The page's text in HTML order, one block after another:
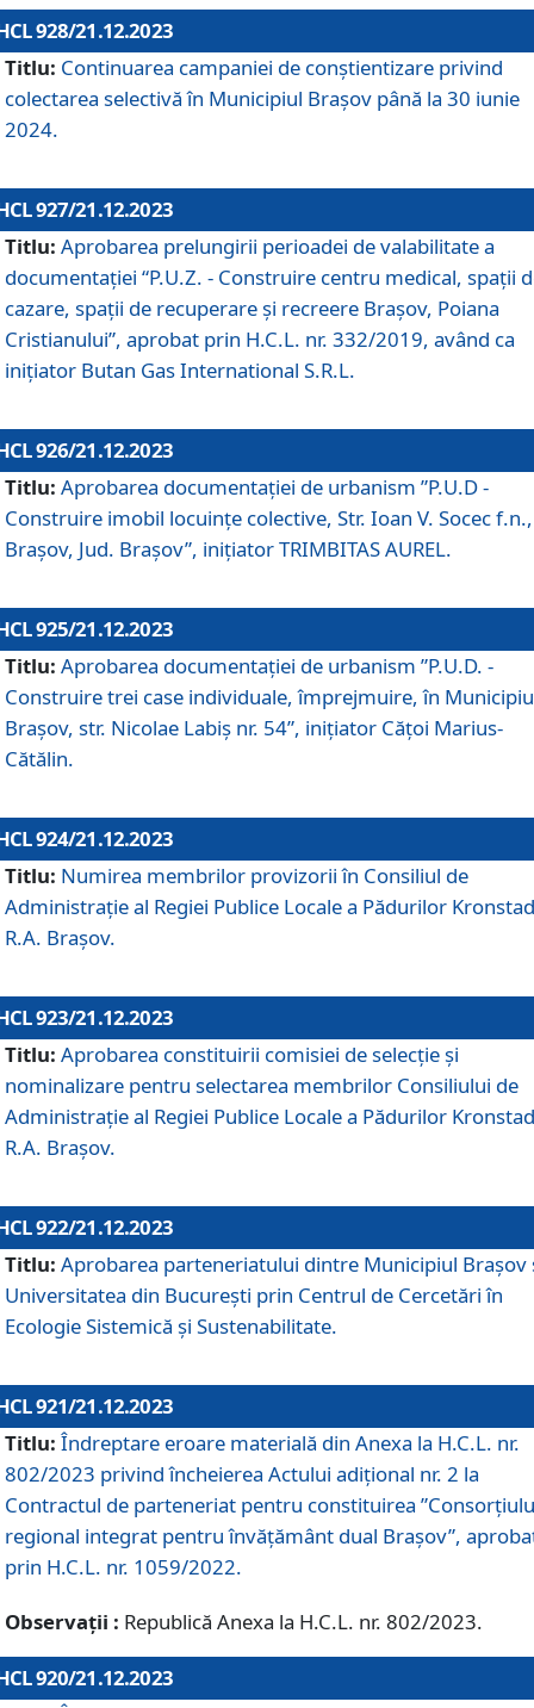
928/21.12.2023
Titlu: Continuarea campaniei de conștientizare privind
colectarea selectivă în Municipiul Braşov până la 30 iunie
2024.
927/21.12.2023
Titlu: Aprobarea prelungirii perioadei de valabilitate a
documentaţiei “P.U.Z. - Construire centru medical, spații
cazare, spații de recuperare și recreere Brașov, Poiana
Cristianului”, aprobat prin H.C.L. nr. 332/2019, având ca
inițiator Butan Gas International S.R.L.
926/21.12.2023
Titlu: Aprobarea documentaţiei de urbanism ”P.U.D -
Construire imobil locuințe colective, Str. Ioan V. Socec f.n.,
Brașov, Jud. Brașov”, inițiator TRIMBITAS AUREL.
925/21.12.2023
Titlu: Aprobarea documentaţiei de urbanism ”P.U.D. -
Construire trei case individuale, împrejmuire, în
Brașov, str. Nicolae Labiș nr. 54”, inițiator Cățoi Marius-
Cătălin.
924/21.12.2023
Titlu: Numirea membrilor provizorii în Consiliul de
Administraţie al Regiei Publice Locale a Pădurilor
R.A. Brașov.
923/21.12.2023
Titlu: Aprobarea constituirii comisiei de selecție și
nominalizare pentru selectarea membrilor Consiliului de
Administrație al Regiei Publice Locale a Pădurilor
R.A. Brașov.
922/21.12.2023
Titlu: Aprobarea parteneriatului dintre Municipiul Brașov
Universitatea din București prin Centrul de Cercetări în
Ecologie Sistemică și Sustenabilitate.
921/21.12.2023
Titlu: Îndreptare eroare materială din Anexa la H.C.L. nr.
802/2023 privind încheierea Actului adițional nr. 2 la
Contractul de parteneriat pentru constituirea
regional integrat pentru învățământ dual Brașov”,
prin H.C.L. nr. 1059/2022.
Observații : Republică Anexa la H.C.L. nr. 802/2023.
920/21.12.2023